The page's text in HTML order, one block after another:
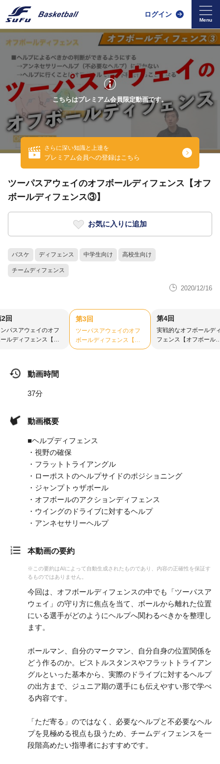
ログイン
こちらはプレミアム会員限定動画です。
さらに深い知識と上達を
プレミアム会員への登録はこちら
ツーパスアウェイのオフボールディフェンス【オフ
ボールディフェンス③】
お気に入りに追加
バスケ ディフェンス 中学生向け 高校生向け
チームディフェンス
2020/12/16
回
パスアウェイのオフ
ルディフェンス【オ
第3回
ツーパスアウェイのオフ
ボールディフェンス【オ
フボールディフェンス
第4回
実戦的なオフボールデ
フェンス【オフボール
動画時間
37分
動画概要
■ヘルプディフェンス
・視野の確保
・フラットトライアングル
・ローポストのヘルプサイドのポジショニング
・ジャンプトゥザボール
・オフボールのアクションディフェンス
・ウイングのドライブに対するヘルプ
・アンネセサリーヘルプ
本動画の要約
※この要約はAIによって自動生成されたものであり、内容の正確性を保証す
るものではありません。
今回は、オフボールディフェンスの中でも「ツーパスア
ウェイ」の守り方に焦点を当て、ボールから離れた位置
にいる選手がどのようにヘルプへ関わるべきかを整理し
ます。
ボールマン、自分のマークマン、自分自身の位置関係を
どう作るのか。ピストルスタンスやフラットトライアン
グルといった基本から、実際のドライブに対するヘルプ
の出方まで、ジュニア期の選手にも伝えやすい形で学べ
る内容です。
「ただ寄る」のではなく、必要なヘルプと不必要なヘル
プを見極める視点も扱うため、チームディフェンスを一
段階高めたい指導者におすすめです。